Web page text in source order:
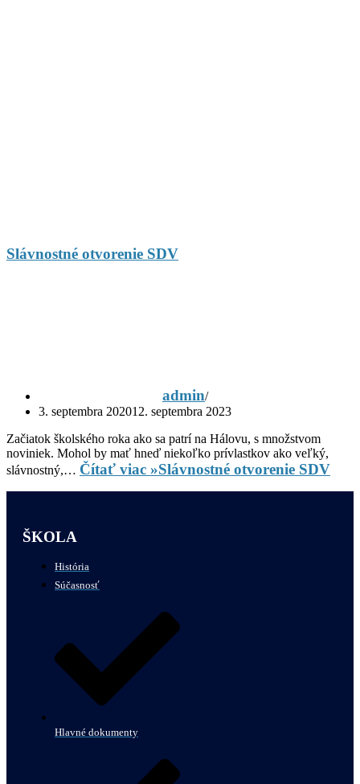
Slávnostné otvorenie SDV
admin
3. septembra 202012. septembra 2023
Začiatok školského roka ako sa patrí na Hálovu, s množstvom
noviniek. Mohol by mať hneď niekoľko prívlastkov ako veľký,
slávnostný,… Čítať viac »Slávnostné otvorenie SDV
ŠKOLA
História
Súčasnosť
Hlavné dokumenty